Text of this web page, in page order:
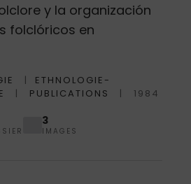
y la organización
folclóricos en
ETHNOLOGIE-
PUBLICATIONS 1984
3
IMAGES